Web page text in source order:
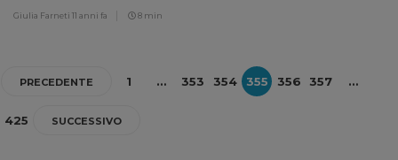
Giulia Farneti 11 anni fa 8 min
PRECEDENTE 1 … 353 354 355 356 357 …
425 SUCCESSIVO